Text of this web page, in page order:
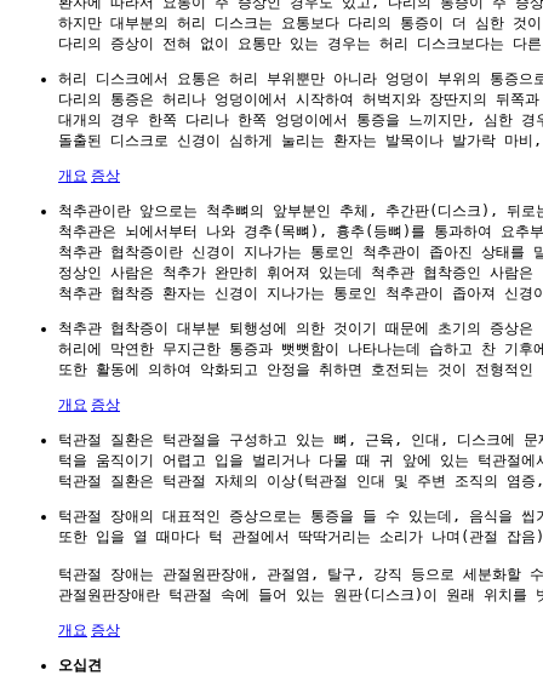
하지만 대부분의 허리 디스크는 요통보다 다리의 통증이 더 심한 것
허리 디스크에서 요통은 허리 부위뿐만 아니라 엉덩이 부위의 통증
다리의 통증은 허리나 엉덩이에서 시작하여 허벅지와 장딴지의 뒤쪽
대개의 경우 한쪽 다리나 한쪽 엉덩이에서 통증을 느끼지만, 심한
개요 증상
척추관이란 앞으로는 척추뼈의 앞부분인 추체, 추간판(디스크), 뒤
척추관은 뇌에서부터 나와 경추(목뼈), 흉추(등뼈)를 통과하여 요
척추관 협착증이란 신경이 지나가는 통로인 척추관이 좁아진 상태
정상인 사람은 척추가 완만히 휘어져 있는데 척추관 협착증인 사람
척추관 협착증이 대부분 퇴행성에 의한 것이기 때문에 초기의 증상
허리에 막연한 무지근한 통증과 뻣뻣함이 나타나는데 습하고 찬 기
개요 증상
턱관절 질환은 턱관절을 구성하고 있는 뼈, 근육, 인대, 디스크에 문
턱을 움직이기 어렵고 입을 벌리거나 다물 때 귀 앞에 있는 턱관절
턱관절 장애의 대표적인 증상으로는 통증을 들 수 있는데, 음식을
또한 입을 열 때마다 턱 관절에서 딱딱거리는 소리가 나며(관절 잡
턱관절 장애는 관절원판장애, 관절염, 탈구, 강직 등으로 세분화할
개요 증상
오십견